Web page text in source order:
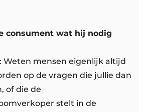
consument wat hij nodig
Weten mensen eigenlijk altijd
op de vragen die jullie dan
of die de
stelt in de